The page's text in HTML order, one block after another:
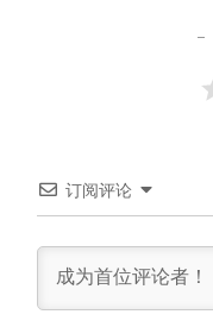
订阅评论